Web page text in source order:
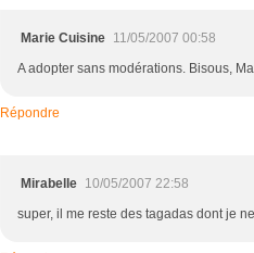
Marie Cuisine 11/05/2007 00:58
A adopter sans modérations. Bisous,
Répondre
Mirabelle 10/05/2007 22:58
super, il me reste des tagadas dont je